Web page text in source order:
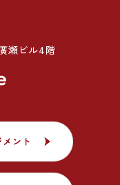
瀬ビル4階
ント
ント